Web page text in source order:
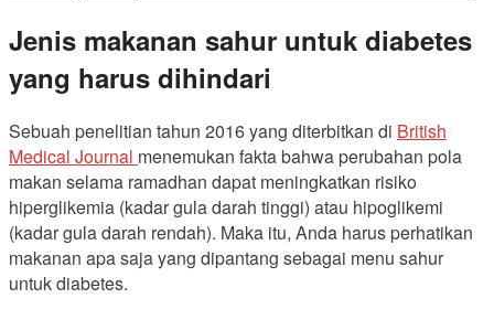
Jenis makanan sahur untuk diabetes
yang harus dihindari
Sebuah penelitian tahun 2016 yang diterbitkan di British
Medical Journal menemukan fakta bahwa perubahan pola
makan selama ramadhan dapat meningkatkan risiko
hiperglikemia (kadar gula darah tinggi) atau hipoglikemi
(kadar gula darah rendah). Maka itu, Anda harus perhatikan
makanan apa saja yang dipantang sebagai menu sahur
untuk diabetes.